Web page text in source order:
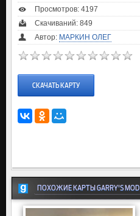
Просмотров: 4197
Скачиваний: 849
Автор: МАРКИН ОЛЕГ
СКАЧАТЬ КАРТУ
ПОХОЖИЕ КАРТЫ GARRY'S MOD